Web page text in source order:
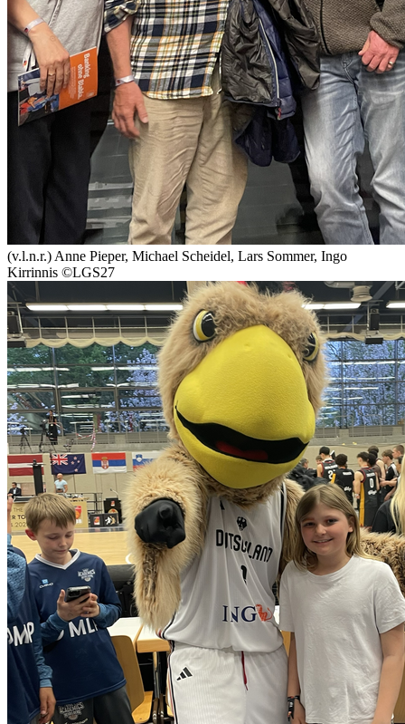
(v.l.n.r.) Anne Pieper, Michael Scheidel, Lars Sommer, Ingo
Kirrinnis ©LGS27